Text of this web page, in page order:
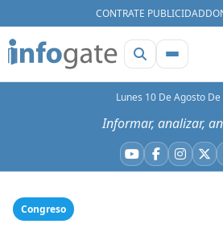
CONTRATE PUBLICIDAD
Lunes 10 De Agosto
Informar, analizar,
YouTube
Facebook
X
Congreso